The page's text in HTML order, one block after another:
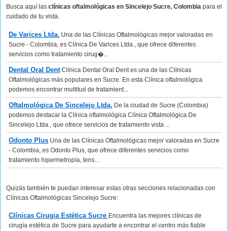
Busca aquí las clínicas oftalmológicas en Sincelejo Sucre, Colombia para el
cuidado de tu vista.
De Varices Ltda. Una de las Clínicas Oftalmológicas mejor valoradas en
Sucre - Colombia, es Clínica De Varices Ltda., que ofrece diferentes
servicios como tratamiento cirug�...
Dental Oral DentClínica Dental Oral Dent es una de las Clínicas
Oftalmológicas más populares en Sucre. En esta Clínica oftalmológica
podemos encontrar multitud de tratamient...
Oftalmológica De Sincelejo Ltda. De la ciudad de Sucre (Colombia)
podemos destacar la Clínica oftalmológica Clínica Oftalmológica De
Sincelejo Ltda., que ofrece servicios de tratamiento vista ...
Odonto Plus Una de las Clínicas Oftalmológicas mejor valoradas en Sucre
- Colombia, es Odonto Plus, que ofrece diferentes servicios como
tratamiento hipermetropía, tens...
Quizás también te puedan interesar estas otras secciones relacionadas con
Clínicas Oftalmológicas Sincelejo Sucre:
Clínicas Cirugia Estética Sucre Encuentra las mejores clínicas de
cirugía estética de Sucre para ayudarte a encontrar el centro más fiable